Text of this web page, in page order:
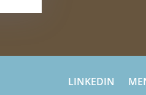
LINKEDIN